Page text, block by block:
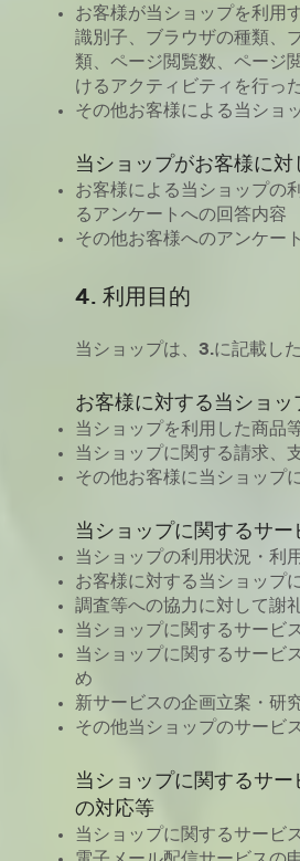
お客様が当ショップを利用
識別子、ブラウザの種類、
類、ページ閲覧数、ページ
けるアクティビティを行っ
その他お客様による当ショ
当ショップがお客様に
お客様による当ショップの
るアンケートへの回答内容
その他お客様へのアンケー
4. 利用目的
当ショップは、3.に記載し
お客様に対する当ショ
当ショップを利用した商品
当ショップに関する請求、
その他お客様に当ショップ
当ショップに関するサ
当ショップの利用状況・利
お客様に対する当ショップ
調査等への協力に対して謝
当ショップに関するサービ
当ショップに関するサービ
め
新サービスの企画立案・研
その他当ショップのサービ
当ショップに関するサ
の対応等
当ショップに関するサービ